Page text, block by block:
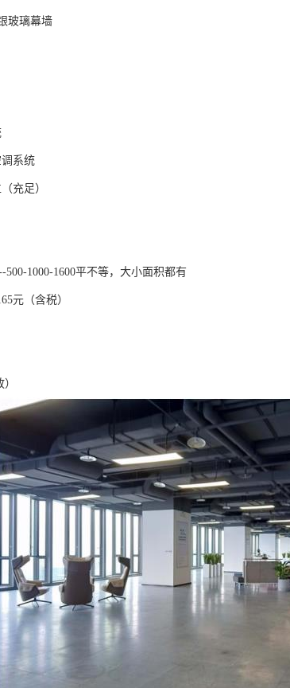
玻璃幕墙
系统
充足）
500-1000-1600平不等，大小面积都有
元（含税）